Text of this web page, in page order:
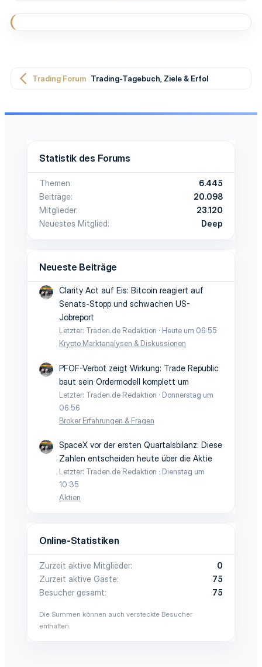
Trading Forum Trading-Tagebuch, Ziele & Erfolge
Statistik des Forums
Themen
6.445
Beiträge
20.098
Mitglieder
23.120
Neuestes Mitglied
Deep
Neueste Beiträge
Clarity Act auf Eis: Bitcoin reagiert auf
Senats-Stopp und schwachen US-
Jobreport
Letzter: Traden.de Redaktion
Heute um 06:55
Krypto Marktanalysen & Diskussionen
PFOF-Verbot zeigt Wirkung: Trade Republic
baut sein Ordermodell komplett um
Letzter: Traden.de Redaktion
Donnerstag um
06:56
Broker Erfahrungen & Fragen
SpaceX vor der ersten Quartalsbilanz: Diese
Zahlen entscheiden heute über die Aktie
Letzter: Traden.de Redaktion
Dienstag um
10:35
Aktien
Online-Statistiken
Zurzeit aktive Mitglieder
0
Zurzeit aktive Gäste
75
Besucher gesamt
75
Die Summen können auch versteckte Besucher
enthalten.